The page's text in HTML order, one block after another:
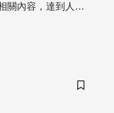
關內容，達到人才
儲存書籤